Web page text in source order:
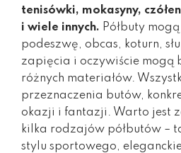
tenisówki, mokasyny,
i wiele innych. Półbuty
podeszwę, obcas, koturn,
zapięcia i oczywiście mogą
różnych materiałów.
przeznaczenia butów,
okazji i fantazji. Warto jest
kilka rodzajów półbutów –
stylu sportowego,